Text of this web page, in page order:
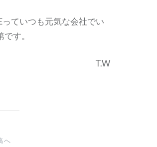
ていつも元気な会社でい
す。
T.W
へ